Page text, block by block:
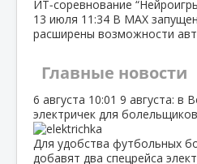
ИТ‑соревнование
13 июля 11:34 В МАХ
расширены возможности
Главные новости
6 августа 10:01 9 августа: в
электричек для болельщиков
Для удобства футбольных
добавят два спецрейса